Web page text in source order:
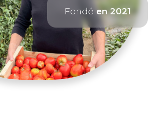
Fondé en 2021